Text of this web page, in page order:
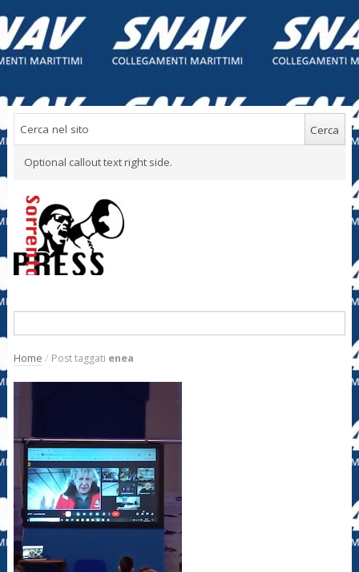
Optional callout text right side.
Home / Post taggati enea